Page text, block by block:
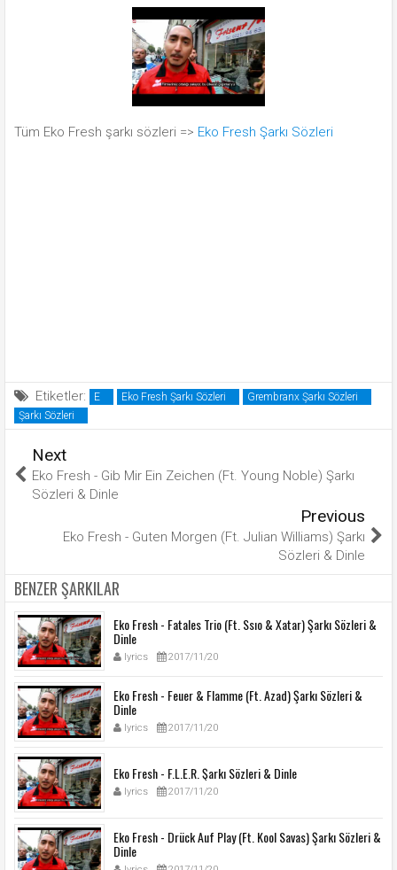
Tüm Eko Fresh şarkı sözleri => Eko Fresh Şarkı Sözleri
Etiketler: E Eko Fresh Şarkı Sözleri
Grembranx Şarkı Sözleri
Şarkı Sözleri
Next
Eko Fresh - Gib Mir Ein Zeichen (Ft. Young Noble) Şarkı
Sözleri & Dinle
Previous
Eko Fresh - Guten Morgen (Ft. Julian Williams) Şarkı
Sözleri & Dinle
BENZER ŞARKILAR
Eko Fresh - Fatales Trio (Ft. Ssıo & Xatar) Şarkı Sözleri &
Dinle
lyrics 2017/11/20
Eko Fresh - Feuer & Flamme (Ft. Azad) Şarkı Sözleri &
Dinle
lyrics 2017/11/20
Eko Fresh - F.L.E.R. Şarkı Sözleri & Dinle
lyrics 2017/11/20
Eko Fresh - Drück Auf Play (Ft. Kool Savas) Şarkı Sözleri &
Dinle